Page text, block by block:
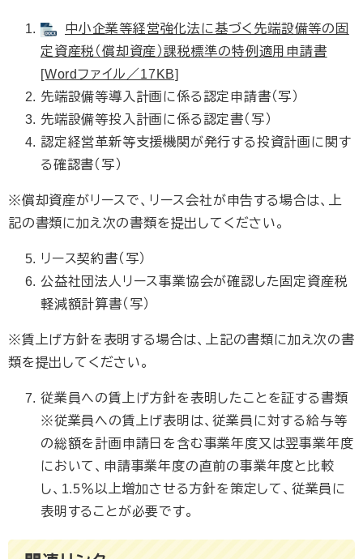
中小企業等経営強化法に基づく先端設備等の固
定資産税（償却資産）課税標準の特例適用申請書
[Wordファイル／17KB]
先端設備等導入計画に係る認定申請書（写）
先端設備等投入計画に係る認定書（写）
認定経営革新等支援機関が発行する投資計画に関す
る確認書（写）
※償却資産がリースで、リース会社が申告する場合は、上
記の書類に加え次の書類を提出してください。
リース契約書（写）
公益社団法人リース事業協会が確認した固定資産税
軽減額計算書（写）
※賃上げ方針を表明する場合は、上記の書類に加え次の書
類を提出してください。
従業員への賃上げ方針を表明したことを証する書類
※従業員への賃上げ表明は、従業員に対する給与等
の総額を計画申請日を含む事業年度又は翌事業年度
において、申請事業年度の直前の事業年度と比較
し、1.5％以上増加させる方針を策定して、従業員に
表明することが必要です。